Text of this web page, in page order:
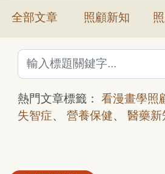
全部文章 照顧新知
熱門文章標籤： 看漫畫學照
失智症、 營養保健、 醫藥新